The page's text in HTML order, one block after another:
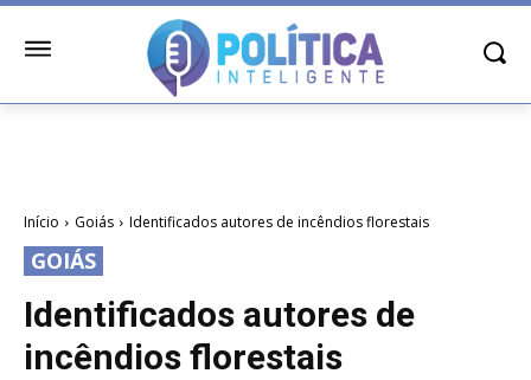
Início Goiás Identificados autores de incêndios florestais
GOIÁS
Identificados autores de
incêndios florestais